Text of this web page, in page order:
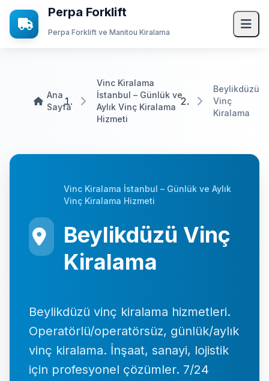
Perpa Forklift
Perpa Forklift ve Manitou Kiralama
Hizmetlerimiz
Transpalet Kiralama
Mini Yükleyici Bobcat Kiralama
JCB Kiralama
Kurumsal
0537 664 48 37
7/24 Destek Hattı
Ana
Sayfa
Vinc Kiralama
İstanbul – Günlük ve
Aylık Vinç Kiralama
Hizmeti
Beylikdüzü
Vinç
Kiralama
Vinc Kiralama İstanbul – Günlük ve Aylık
Vinç Kiralama Hizmeti
Beylikdüzü Vinç
Kiralama
Beylikdüzü vinç kiralama hizmetleri.
Operatörlü/operatörsüz, günlük/aylık
vinç kiralama. İnşaat, sanayi, lojistik
için profesyonel çözümler. 7/24